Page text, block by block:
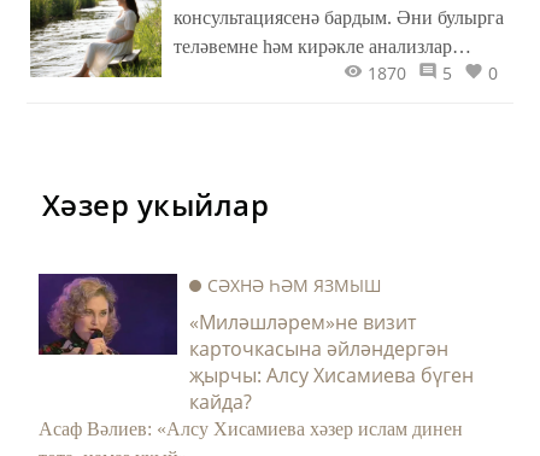
консультациясенә бардым. Әни булырга
теләвемне һәм кирәкле анализлар
тапшырырга әзер икәнемне белдергәч,
1870 5 0
Хәзер укыйлар
СӘХНӘ ҺӘМ ЯЗМЫШ
«Миләшләрем»не визит
карточкасына әйләндергән
җырчы: Алсу Хисамиева бүген
кайда?
Асаф Вәлиев: «Алсу Хисамиева хәзер ислам динен